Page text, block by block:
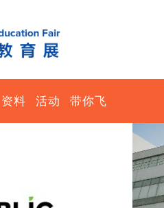
资料 活动 带你飞